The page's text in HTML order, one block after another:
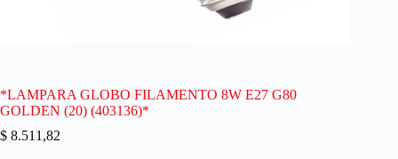
*LAMPARA GLOBO FILAMENTO 8W E27 G80
GOLDEN (20) (403136)*
$ 8.511,82